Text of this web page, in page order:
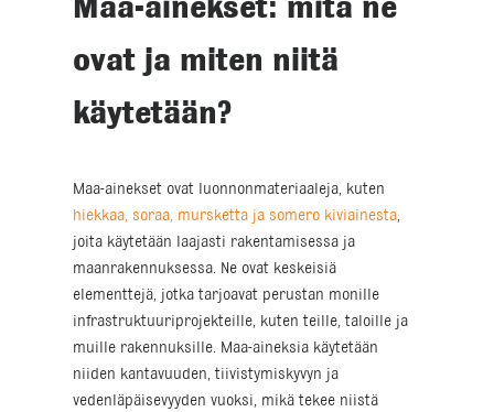
Maa-ainekset: mitä ne
ovat ja miten niitä
käytetään?
Maa-ainekset ovat luonnonmateriaaleja, kuten
hiekkaa, soraa, mursketta ja somero kiviainesta,
joita käytetään laajasti rakentamisessa ja
maanrakennuksessa. Ne ovat keskeisiä
elementtejä, jotka tarjoavat perustan monille
infrastruktuuriprojekteille, kuten teille, taloille ja
muille rakennuksille. Maa-aineksia käytetään
niiden kantavuuden, tiivistymiskyvyn ja
vedenläpäisevyyden vuoksi, mikä tekee niistä